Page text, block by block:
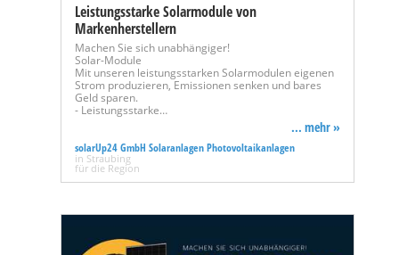
Leistungsstarke Solarmodule von
Markenherstellern
Machen Sie sich unabhängiger!
Solar-Module
Mit unseren leistungsstarken Solarmodulen eigenen
Strom produzieren, Emissionen senken und bares
Geld sparen.
- Leistungsstarke…
... mehr »
solarUp24 GmbH Solaranlagen Photovoltaikanlagen
in Straubing
für die Region